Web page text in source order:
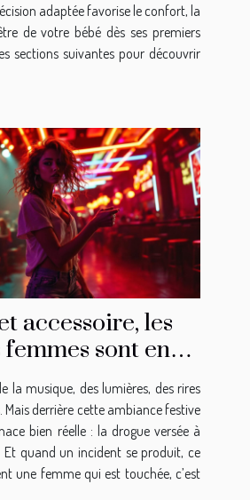
adaptée favorise le confort, la
de votre bébé dès ses premiers
sections suivantes pour découvrir
accessoire, les
femmes sont en
danger !
la musique, des lumières, des rires
Mais derrière cette ambiance festive
bien réelle : la drogue versée à
Et quand un incident se produit, ce
une femme qui est touchée, c’est